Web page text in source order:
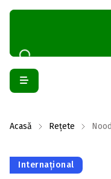
Acasă Rețete
Internațional